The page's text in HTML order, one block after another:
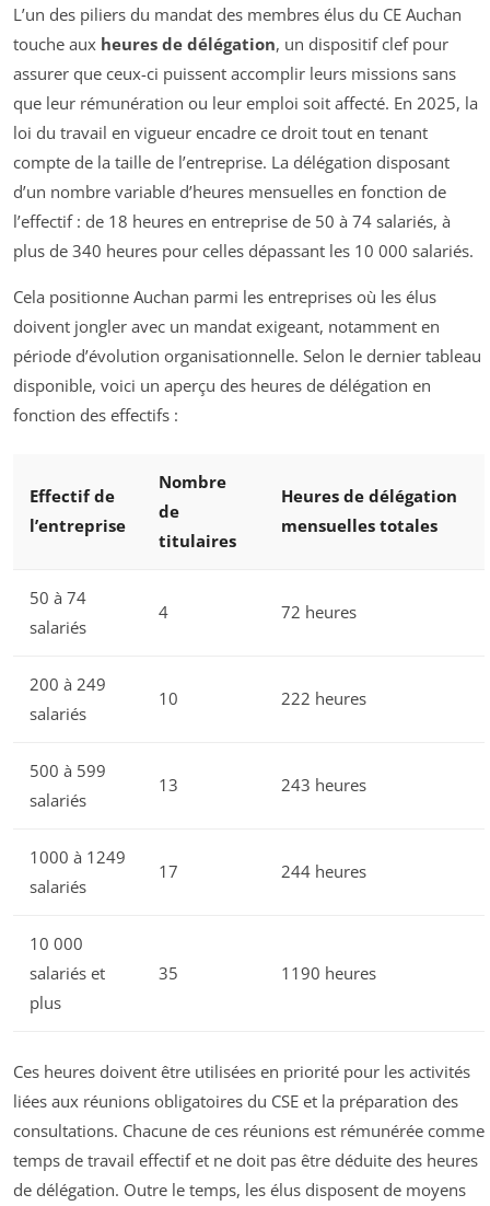
L’un des piliers du mandat des membres élus du CE Auchan
touche aux heures de délégation, un dispositif clef pour
assurer que ceux-ci puissent accomplir leurs missions sans
que leur rémunération ou leur emploi soit affecté. En 2025, la
loi du travail en vigueur encadre ce droit tout en tenant
compte de la taille de l’entreprise. La délégation disposant
d’un nombre variable d’heures mensuelles en fonction de
l’effectif : de 18 heures en entreprise de 50 à 74 salariés, à
plus de 340 heures pour celles dépassant les 10 000 salariés.
Cela positionne Auchan parmi les entreprises où les élus
doivent jongler avec un mandat exigeant, notamment en
période d’évolution organisationnelle. Selon le dernier tableau
disponible, voici un aperçu des heures de délégation en
fonction des effectifs :
Effectif de
l’entreprise
Nombre
de
titulaires
Heures de délégation
mensuelles totales
50 à 74
salariés
4 72 heures
200 à 249
salariés
10 222 heures
500 à 599
salariés
13 243 heures
1000 à 1249
salariés
17 244 heures
10 000
salariés et
plus
35 1190 heures
Ces heures doivent être utilisées en priorité pour les activités
liées aux réunions obligatoires du CSE et la préparation des
consultations. Chacune de ces réunions est rémunérée comme
temps de travail effectif et ne doit pas être déduite des heures
de délégation. Outre le temps, les élus disposent de moyens